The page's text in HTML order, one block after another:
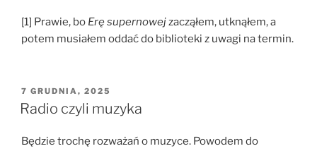
[1] Prawie, bo Erę supernowejzacząłem, utknąłem, a
potem musiałem oddać do biblioteki z uwagi na termin.
OPUBLIKOWANE
W
7 GRUDNIA, 2025
Radio czyli muzyka
Będzie trochę rozważań o muzyce. Powodem do